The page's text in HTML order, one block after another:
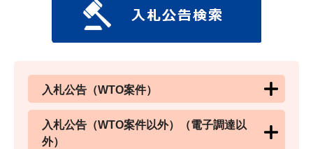
入札公告（WTO案件）
入札公告（WTO案件以外）（電子調達以
外）